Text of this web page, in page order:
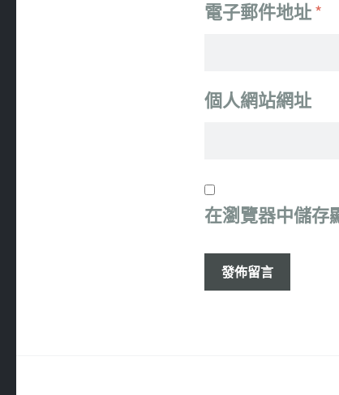
電子郵件地址*
個人網站網址
在瀏覽器中儲存